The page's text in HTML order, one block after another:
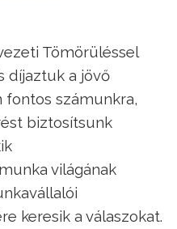
Tömörüléssel
díjaztuk a jövő
fontos számunkra,
biztosítsunk
világának
keresik a válaszokat.